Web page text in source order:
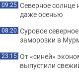
09:25 Северное
даже осенью
08:20 Суровое
заморозки в
23:15 От «синей»
выпустили